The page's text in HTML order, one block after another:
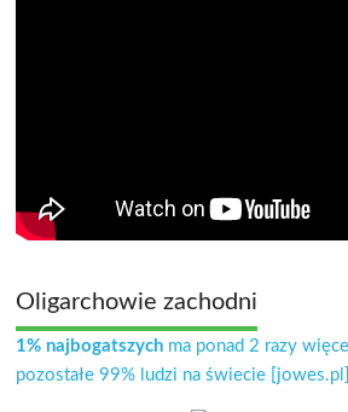
Oligarchowie zachodni
1% najbogatszych ma ponad 2 razy
pozostałe 99% ludzi na świecie [jowes.pl]